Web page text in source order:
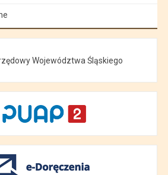
Województwa Śląskiego